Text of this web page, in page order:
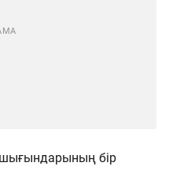
шығындарының бір